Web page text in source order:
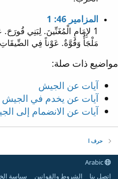
المزامير 46: 1
1 لإِمَامِ الْمُغَنِّينَ. لِبَنِي
مَلْجَأٌ وَقُوَّةٌ. عَوْناً فِي
مواضيع ذات صلة:
آيات عن الجيش
آيات عن يخدم في الجيش
آيات عن الانضمام إلى
حرف ا
إتصل بنا
الشروط والقوانين سياسة